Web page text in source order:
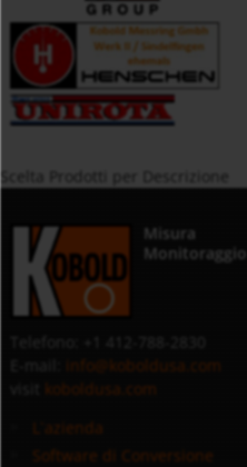
Misura
Monitoraggio
info@koboldusa.com
koboldusa.com
L`azienda
Software di Conversione